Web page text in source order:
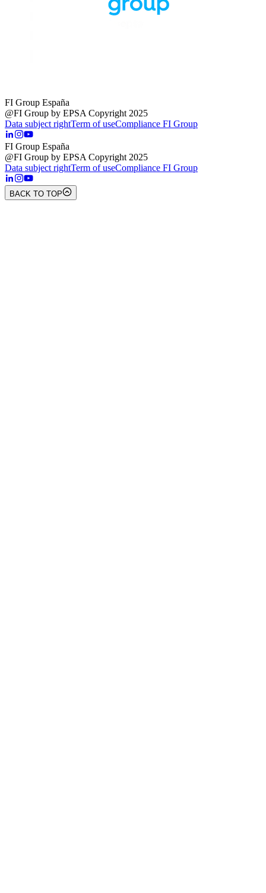
FI Group España
@FI Group by EPSA Copyright 2025
Data subject rightTerm of useCompliance FI Group
FI Group España
@FI Group by EPSA Copyright 2025
Data subject rightTerm of useCompliance FI Group
BACK TO TOP